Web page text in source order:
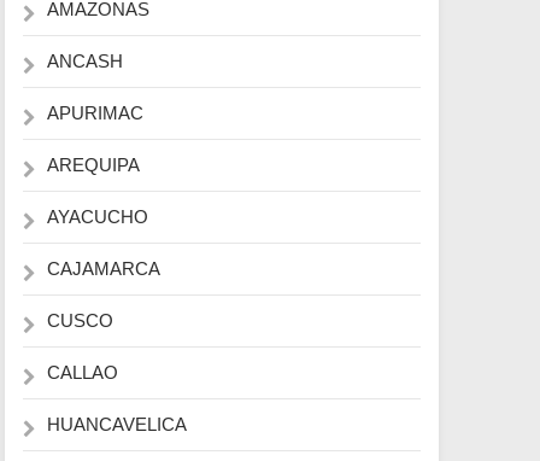
AMAZONAS
ANCASH
APURIMAC
AREQUIPA
AYACUCHO
CAJAMARCA
CUSCO
CALLAO
HUANCAVELICA